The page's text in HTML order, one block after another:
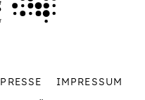
PRESSE
IMPRESSUM